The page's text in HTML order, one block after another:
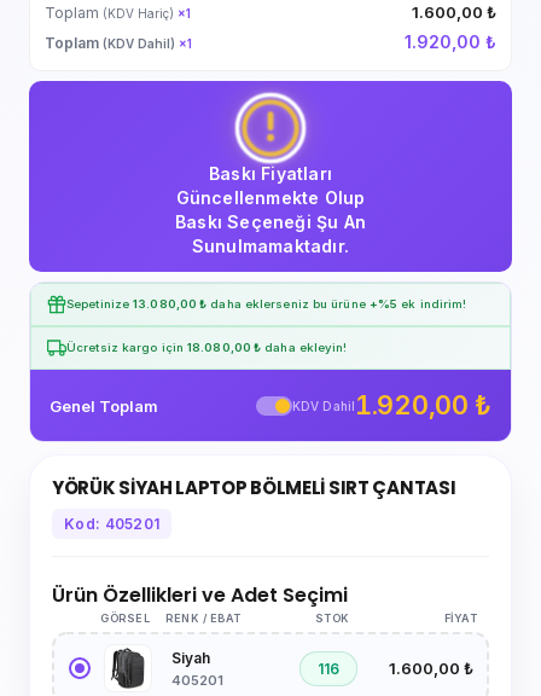
Toplam (KDV Hariç) ×1 1.600,00 ₺
Toplam (KDV Dahil) ×1 1.920,00 ₺
Baskı Fiyatları
Güncellenmekte Olup
Baskı Seçeneği Şu An
Sunulmamaktadır.
Sepetinize13.080,00 ₺ daha eklerseniz bu ürüne +%5 ek indirim!
Ücretsiz kargo için 18.080,00 ₺ daha ekleyin!
Genel Toplam KDV Dahil 1.920,00 ₺
YÖRÜK SİYAH LAPTOP BÖLMELİ SIRT ÇANTASI
Kod: 405201
Ürün Özellikleri ve Adet Seçimi
GÖRSEL RENK / EBAT STOK FIYAT
Siyah
405201
116 1.600,00 ₺